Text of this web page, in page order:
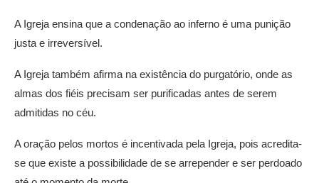
A Igreja ensina que a condenação ao inferno é uma punição
justa e irreversível.
A Igreja também afirma na existência do purgatório, onde as
almas dos fiéis precisam ser purificadas antes de serem
admitidas no céu.
A oração pelos mortos é incentivada pela Igreja, pois acredita-
se que existe a possibilidade de se arrepender e ser perdoado